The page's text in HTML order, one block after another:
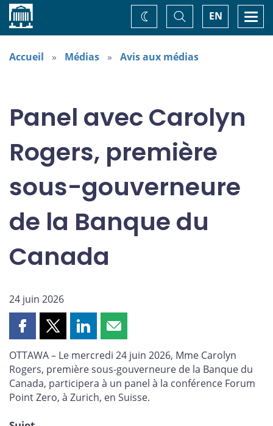
Accueil EN
Basculer
la
recherche
Changez
de
Accueil Médias Avis aux médias
Panel avec Carolyn
Rogers, première
sous-gouverneure
de la Banque du
Canada
24 juin 2026
Partager
page
sur
Facebook
Partager
page
sur
X
Partager
page
sur
LinkedIn
Partager
page
par
courriel
OTTAWA – Le mercredi 24 juin 2026, Mme Carolyn
Rogers, première sous-gouverneure de la Banque du
Canada, participera à un panel à la conférence Forum
Point Zero, à Zurich, en Suisse.